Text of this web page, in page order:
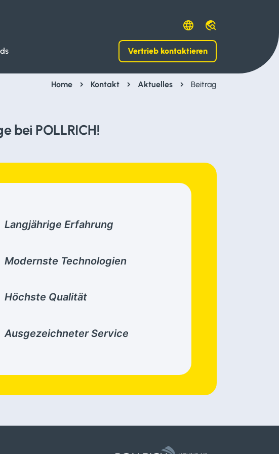
language travel_explore
Vertrieb kontaktieren
Home chevron_right Kontakt chevron_right Aktuelles chevron_right Beitrag
bei POLLRICH!
Langjährige Erfahrung
Modernste Technologien
Höchste Qualität
Ausgezeichneter Service